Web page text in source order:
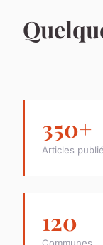
350+
Articles
120
Communes